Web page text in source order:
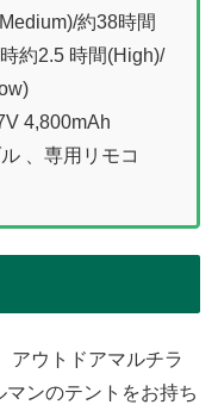
約38時間
約2.5 時間(High)/
4,800mAh
、専用リモコ
アウトドアマルチラ
ンのテントをお持ち